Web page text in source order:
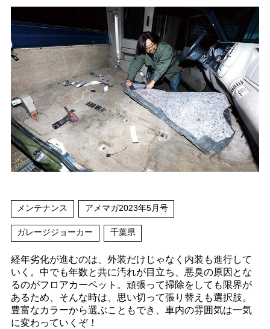
メンテナンス アメマガ2023年5月号
ガレージジョーカー 千葉県
経年劣化が進むのは、外装だけじゃなく内装も進行して
いく。中でも年数と共に汚れが目立ち、悪臭の原因とな
るのがフロアカーペット。頑張って掃除をしても限界が
あるため、そんな時は、思い切って張り替えも選択肢。
豊富なカラーから選ぶこともでき、車内の雰囲気は一気
に変わっていくぞ！